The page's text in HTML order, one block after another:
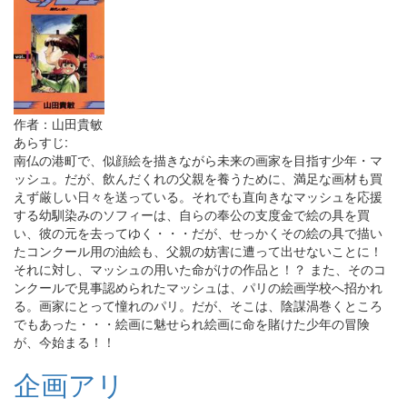
作者：山田貴敏
あらすじ:
南仏の港町で、似顔絵を描きながら未来の画家を目指す少年・マ
ッシュ。だが、飲んだくれの父親を養うために、満足な画材も買
えず厳しい日々を送っている。それでも直向きなマッシュを応援
する幼馴染みのソフィーは、自らの奉公の支度金で絵の具を買
い、彼の元を去ってゆく・・・だが、せっかくその絵の具で描い
たコンクール用の油絵も、父親の妨害に遭って出せないことに！
それに対し、マッシュの用いた命がけの作品と！？ また、そのコ
ンクールで見事認められたマッシュは、パリの絵画学校へ招かれ
る。画家にとって憧れのパリ。だが、そこは、陰謀渦巻くところ
でもあった・・・絵画に魅せられ絵画に命を賭けた少年の冒険
が、今始まる！！
企画アリ